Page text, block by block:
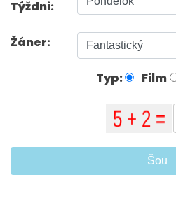
Týždni:
Žáner:
Typ: Film
Šou